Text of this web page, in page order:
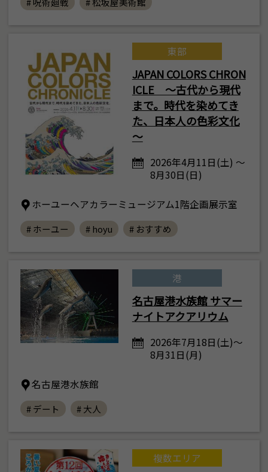
東部
JAPAN COLORS CHRON
ICLE ～古代から現代
まで。時代を染めてき
た、日本人の色彩文化
～
2026年4月11日(土) ～
8月30日(日)
ホーユーヘアカラーミュージアム1階企画展示室
# ホーユー # hoyu # おすすめ
港
名古屋港水族館 サマー
ナイトアクアリウム
2026年7月18日(土)～
8月31日(月)
名古屋港水族館
# デート # 大人
複数エリア